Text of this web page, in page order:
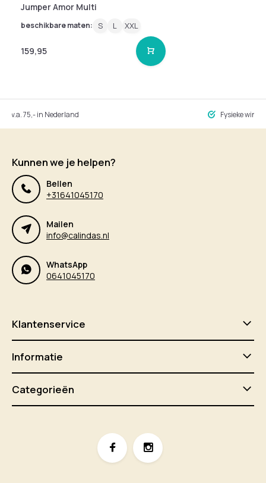
Jumper Amor Multi
beschikbare maten: S L XXL
159,95
v.a. 75,- in Nederland Fysieke
Kunnen we je helpen?
Bellen
+31641045170
Mailen
info@calindas.nl
WhatsApp
0641045170
Klantenservice
Informatie
Categorieën